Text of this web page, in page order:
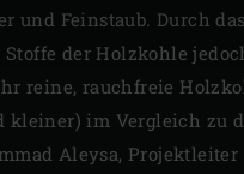
und Feinstaub. Durch
der Holzkohle
reine, rauchfreie
kleiner) im Vergleich zu
Aleysa, Projektleiter